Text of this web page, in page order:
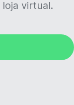
virtual.